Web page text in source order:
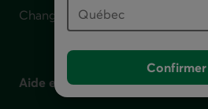
Confirmer
Changement d'adresse
Aide et contact